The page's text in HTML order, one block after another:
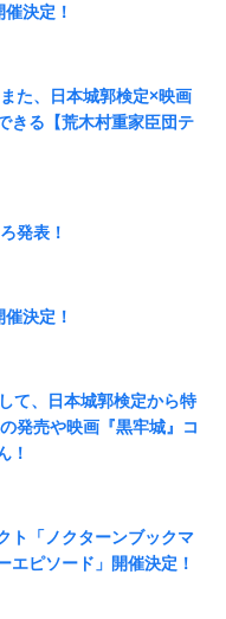
決定！
た、日本城郭検定×映画
きる【荒木村重家臣団テ
発表！
決定！
て、日本城郭検定から特
発売や映画『黒牢城』コ
！
ト「ノクターンブックマ
エピソード」開催決定！